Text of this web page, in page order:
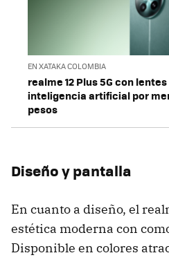
EN XATAKA COLOMBIA
realme 12 Plus 5G con
inteligencia artificial por
pesos
Diseño y pantalla
En cuanto a diseño, el
estética moderna con
Disponible en colores